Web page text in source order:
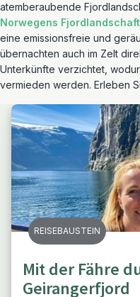
atemberaubende
Norwegens
eine emissionsfreie und
übernachten auch im Zelt
Unterkünfte verzichtet,
vermieden werden. Erleben
REISEBAUSTEIN
Mit der Fähre
Geirangerfjord